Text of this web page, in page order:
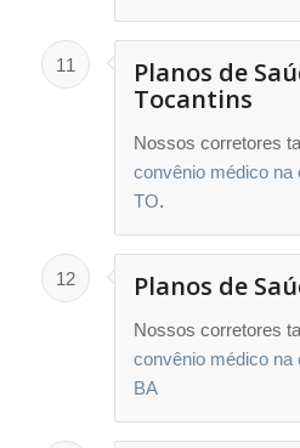
11
Planos de
Tocantins
Nossos corretores
convênio médico na
TO.
12 Planos de
Nossos corretores
convênio médico na
BA